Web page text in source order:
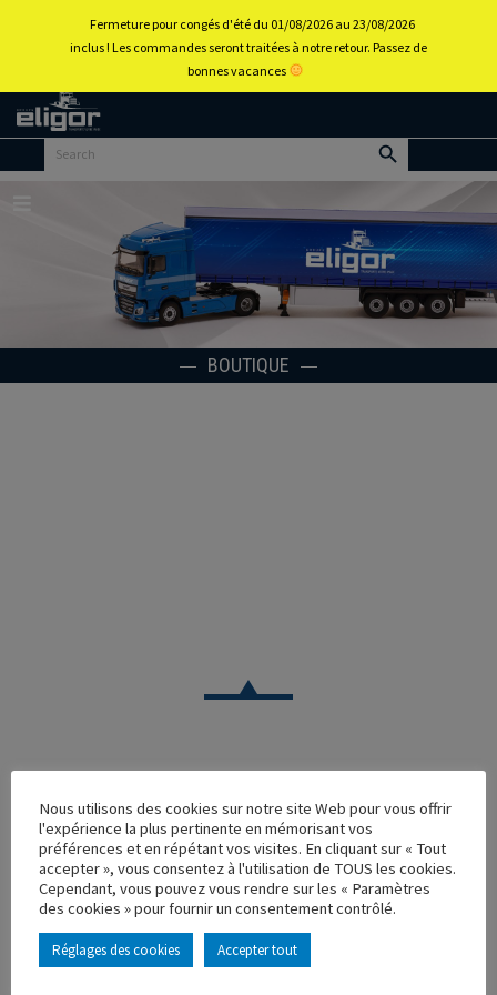
Retour
BOUTIQUE
CAMION
TRACTEUR MAN TGX XXL DUCATI CORSE
Réf. : 114897
Rupture de stock
Caractéristique principales :
Nous utilisons des cookies sur notre site Web pour vous offrir
l'expérience la plus pertinente en mémorisant vos
préférences et en répétant vos visites. En cliquant sur « Tout
accepter », vous consentez à l'utilisation de TOUS les cookies.
Cependant, vous pouvez vous rendre sur les « Paramètres
des cookies » pour fournir un consentement contrôlé.
Réglages des cookies Accepter tout
Fermeture pour congés d'été du 01/08/2026 au 23/08/2026
inclus ! Les commandes seront traitées à notre retour. Passez de
bonnes vacances